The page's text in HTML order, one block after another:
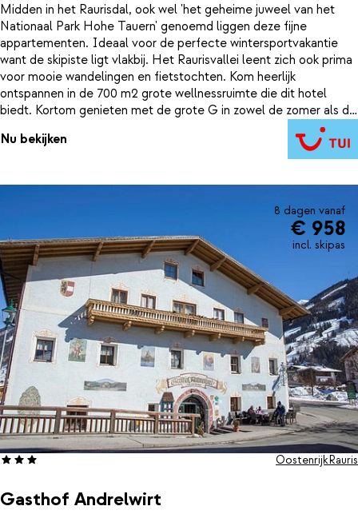
Midden in het Raurisdal, ook wel 'het geheime juweel van het
Nationaal Park Hohe Tauern' genoemd liggen deze fijne
appartementen. Ideaal voor de perfecte wintersportvakantie
want de skipiste ligt vlakbij. Het Raurisvallei leent zich ook prima
voor mooie wandelingen en fietstochten. Kom heerlijk
ontspannen in de 700 m2 grote wellnessruimte die dit hotel
biedt. Kortom genieten met de grote G in zowel de zomer als de
Nu bekijken
8 dagen vanaf
€ 958
incl. skipas
Gasthof Andrelwirt
OostenrijkRauris